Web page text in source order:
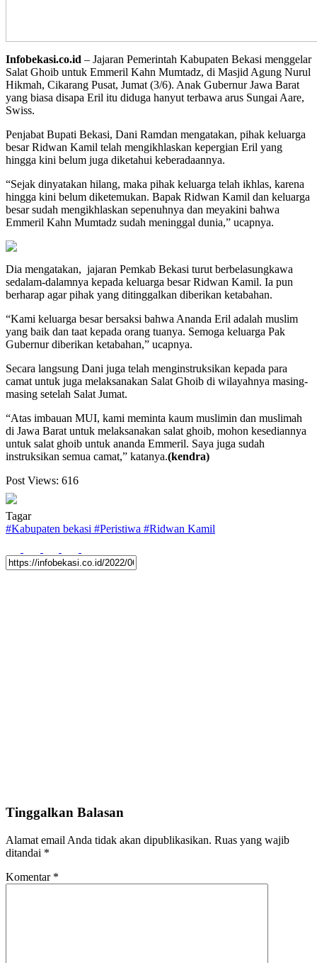
Infobekasi.co.id – Jajaran Pemerintah Kabupaten Bekasi menggelar
Salat Ghoib untuk Emmeril Kahn Mumtadz, di Masjid Agung Nurul
Hikmah, Cikarang Pusat, Jumat (3/6). Anak Gubernur Jawa Barat
yang biasa disapa Eril itu diduga hanyut terbawa arus Sungai Aare,
Swiss.
Penjabat Bupati Bekasi, Dani Ramdan mengatakan, pihak keluarga
besar Ridwan Kamil telah mengikhlaskan kepergian Eril yang
hingga kini belum juga diketahui keberadaannya.
“Sejak dinyatakan hilang, maka pihak keluarga telah ikhlas, karena
hingga kini belum diketemukan. Bapak Ridwan Kamil dan keluarga
besar sudah mengikhlaskan sepenuhnya dan meyakini bahwa
Emmeril Kahn Mumtadz sudah meninggal dunia,” ucapnya.
Dia mengatakan, jajaran Pemkab Bekasi turut berbelasungkawa
sedalam-dalamnya kepada keluarga besar Ridwan Kamil. Ia pun
berharap agar pihak yang ditinggalkan diberikan ketabahan.
“Kami keluarga besar bersaksi bahwa Ananda Eril adalah muslim
yang baik dan taat kepada orang tuanya. Semoga keluarga Pak
Gubernur diberikan ketabahan,” ucapnya.
Secara langsung Dani juga telah menginstruksikan kepada para
camat untuk juga melaksanakan Salat Ghoib di wilayahnya masing-
masing setelah Salat Jumat.
“Atas imbauan MUI, kami meminta kaum muslimin dan muslimah
di Jawa Barat untuk melaksanakan salat ghoib, mohon kesediannya
untuk salat ghoib untuk ananda Emmeril. Saya juga sudah
instruksikan semua camat,” katanya.(kendra)
Post Views: 616
Tagar
#Kabupaten bekasi #Peristiwa #Ridwan Kamil
Tinggalkan Balasan
Alamat email Anda tidak akan dipublikasikan. Ruas yang wajib
ditandai *
Komentar *